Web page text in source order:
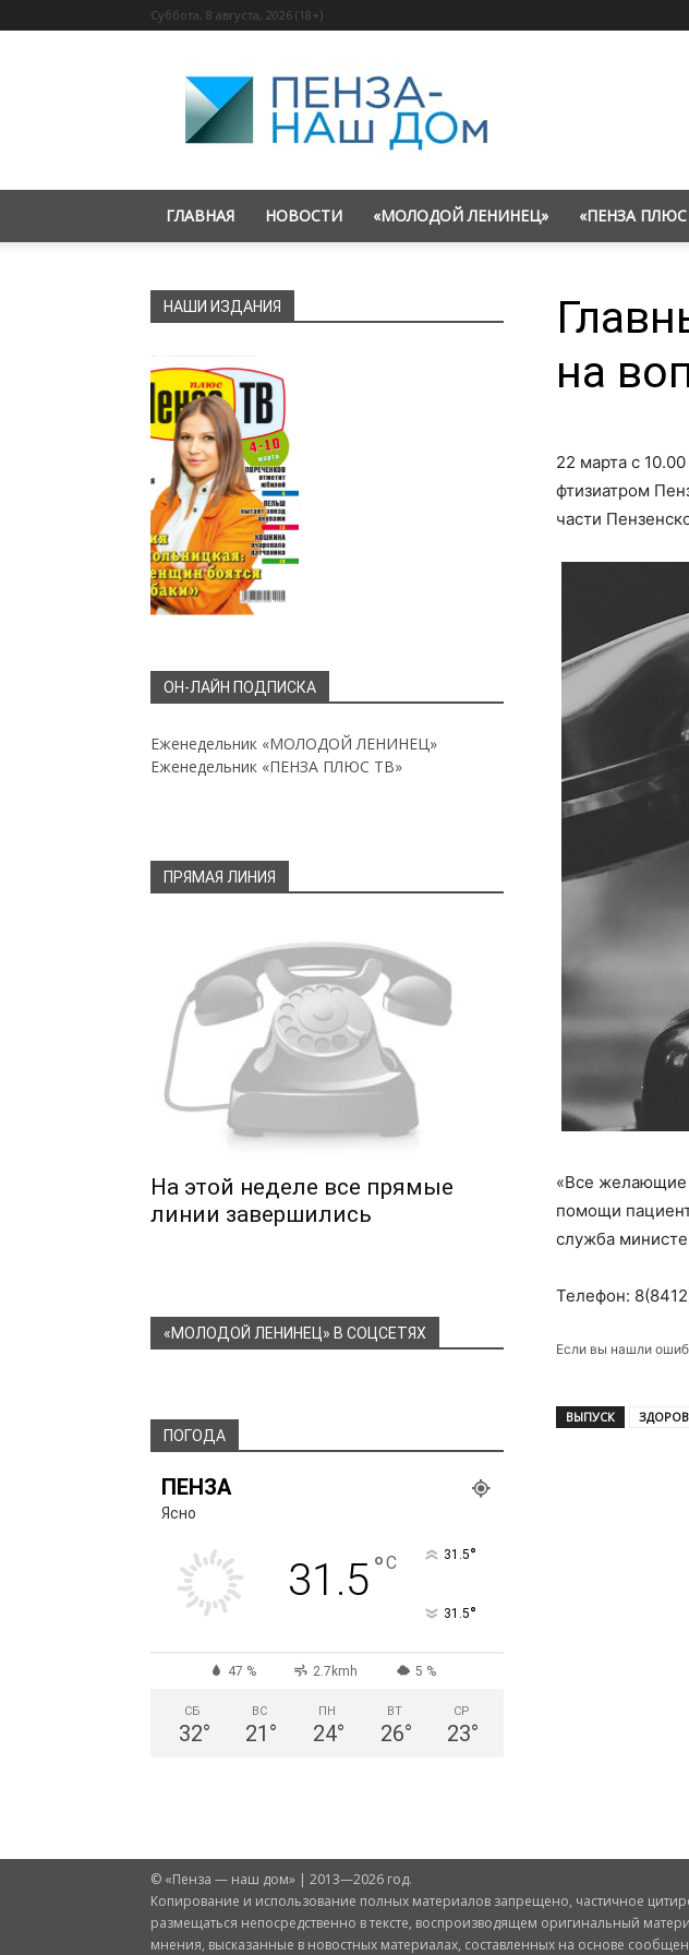
Суббота, 8 августа, 2026 (18+)
«Пенза
—
наш
дом»
ГЛАВНАЯ НОВОСТИ «МОЛОДОЙ ЛЕНИНЕЦ» «ПЕНЗА ПЛЮС
на
22 марта с
фтизиатром
части
«Все желающие
помощи
служба
Телефон:
Если вы нашли
ВЫПУСК
НАШИ ИЗДАНИЯ
ОН-ЛАЙН ПОДПИСКА
Еженедельник «МОЛОДОЙ ЛЕНИНЕЦ»
Еженедельник «ПЕНЗА ПЛЮС ТВ»
ПРЯМАЯ ЛИНИЯ
На этой неделе все прямые
линии завершились
«МОЛОДОЙ ЛЕНИНЕЦ» В СОЦСЕТЯХ
ПОГОДА
ПЕНЗА
Ясно
31.5°C 31.5°
31.5°
47 % 2.7kmh 5 %
СБ
32°
ВС
21 °
ПН
24°
ВТ
26°
СР
23°
© «Пенза — наш дом» | 2013—2026 год.
Копирование и использование полных материалов запрещено, частичное
размещаться непосредственно в тексте, воспроизводящем оригинальный
мнения, высказанные в новостных материалах, составленных на основе